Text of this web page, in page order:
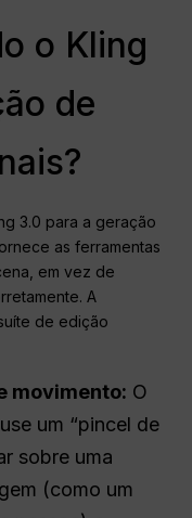
o Kling
de
3.0 para a geração
as ferramentas
em vez de
A
de edição
movimento: O
um “pincel de
sobre uma
(como um